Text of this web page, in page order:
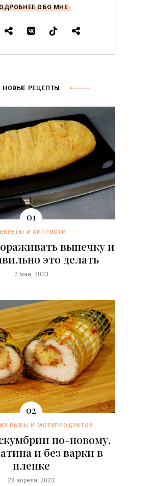
ОБО МНЕ
НОВЫЕ РЕЦЕПТЫ
И ХИТРОСТИ
выпечку и
это делать
2 мая, 2023
РЫБЫ И МОРЕПРОДУКТОВ
по-новому,
и без варки в
пленке
28 апреля, 2023